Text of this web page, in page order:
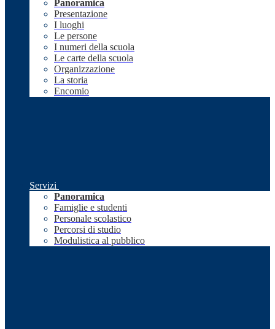
Panoramica
Presentazione
I luoghi
Le persone
I numeri della scuola
Le carte della scuola
Organizzazione
La storia
Encomio
Servizi
Panoramica
Famiglie e studenti
Personale scolastico
Percorsi di studio
Modulistica al pubblico